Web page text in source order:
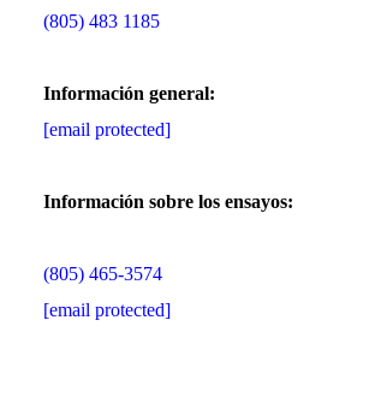
(805) 483 1185
Información general:
[email protected]
Información sobre los ensayos:
(805) 465-3574
[email protected]